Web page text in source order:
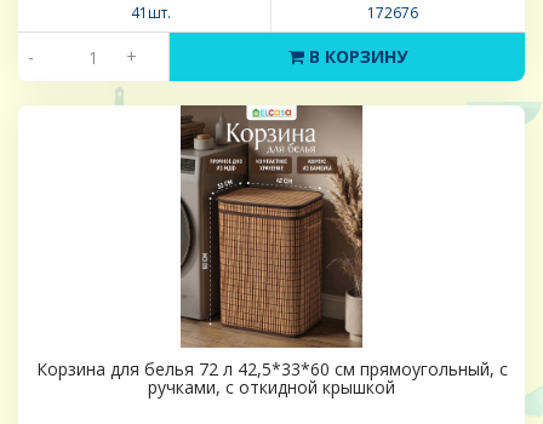
41шт. 172676
- + В КОРЗИНУ
Корзина для белья 72 л 42,5*33*60 см прямоугольный, с
ручками, с откидной крышкой